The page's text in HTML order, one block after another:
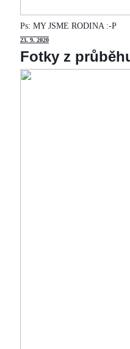
Ps: MY JSME RODINA :-P
23. 9. 2020
Fotky z